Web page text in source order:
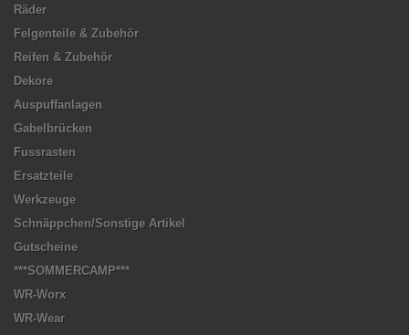
Räder
Felgenteile & Zubehör
Reifen & Zubehör
Dekore
Auspuffanlagen
Gabelbrücken
Fussrasten
Ersatzteile
Werkzeuge
Schnäppchen/Sonstige Artikel
Gutscheine
***SOMMERCAMP***
WR-Worx
WR-Wear